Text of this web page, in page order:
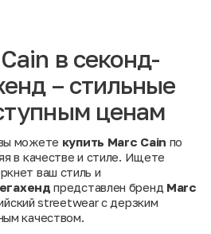
в секонд-
– стильные
ценам
можете купить Marc Cain по
в качестве и стиле. Ищете
ваш стиль и
представлен бренд Marc
streetwear с дерзким
качеством.